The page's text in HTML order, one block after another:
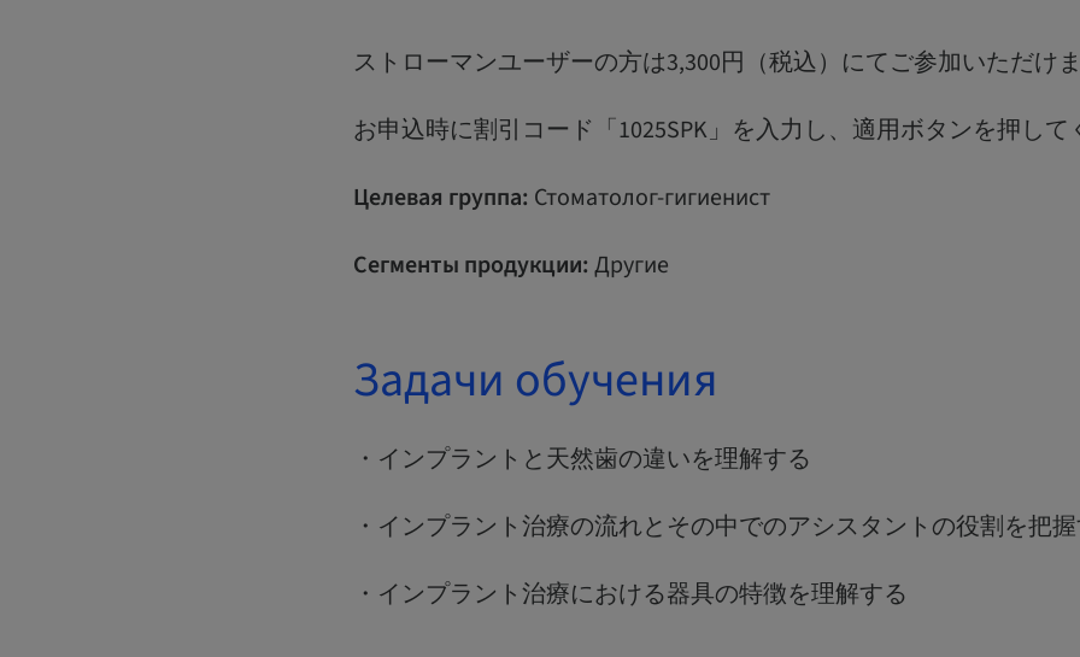
ストローマンユーザーの方は3,300円（税込）にてご参加いただけ
お申込時に割引コード「1025SPK」を入力し、適用ボタンを押して
Целевая группа: Стоматолог-гигиенист
Сегменты продукции: Другие
Задачи обучения
・インプラントと天然歯の違いを理解する
・インプラント治療の流れとその中でのアシスタントの役割を把
・インプラント治療における器具の特徴を理解する